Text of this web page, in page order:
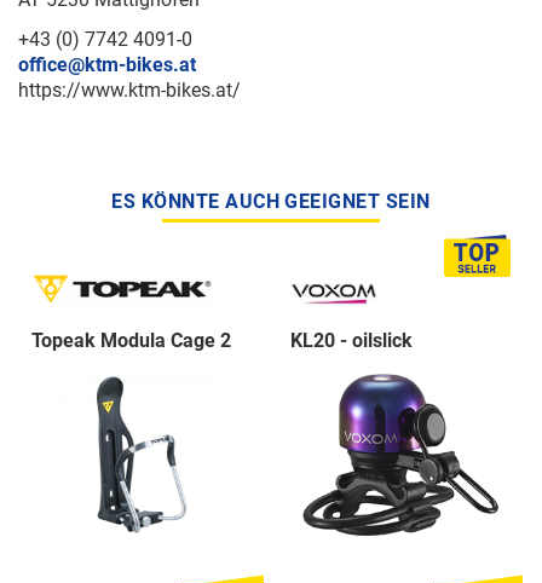
+43 (0) 7742 4091-0
office@ktm-bikes.at
https://www.ktm-bikes.at/
ES KÖNNTE AUCH GEEIGNET SEIN
Topeak Modula Cage 2 KL20 - oilslick